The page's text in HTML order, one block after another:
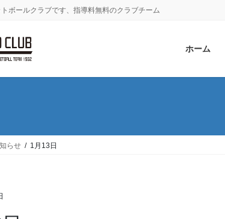
ボールクラブです、指導料無料のクラブチーム
ホーム
らせ 1月13日